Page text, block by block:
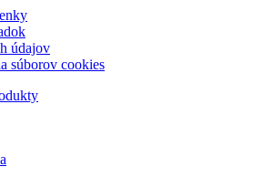
údajov
súborov cookies